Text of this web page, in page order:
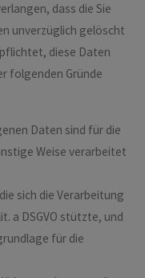
dass die Sie
unverzüglich gelöscht
diese Daten
folgenden Gründe
Daten sind für die
Weise verarbeitet
sich die Verarbeitung
a DSGVO stützte, und
für die